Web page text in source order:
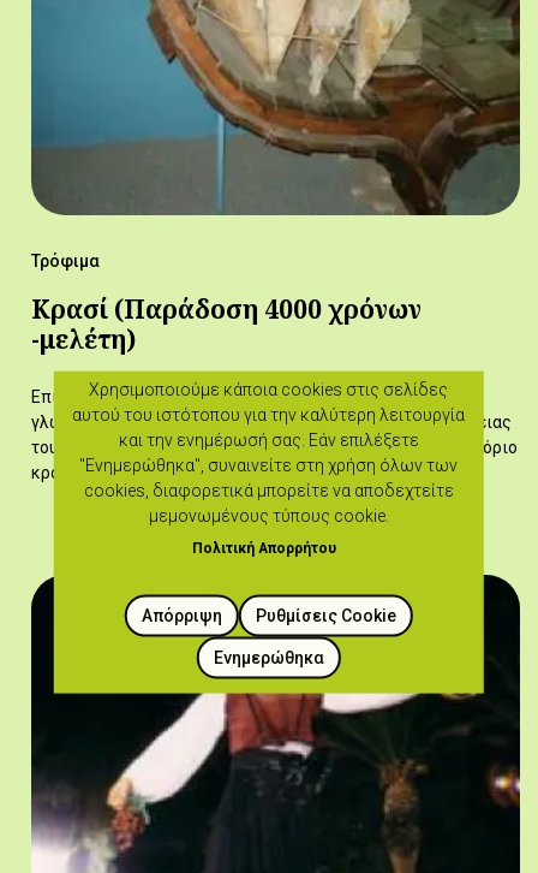
Τρόφιμα
Κρασί (Παράδοση 4000 χρόνων
-μελέτη)
Επισυνάπτεται μελέτη της κ. Ε. Ηγουμενίδου στην αγγλική
γλώσσαΗ μελέτη πραγματεύεται την διαδικασία καλλιέργειας
του αμπελιού, την παραγωγή κρασιού, την διανομή και εμπόριο
κρασιού, τη σημασία του…
Χρησιμοποιούμε κάποια cookies στις σελίδες
αυτού του ιστότοπου για την καλύτερη λειτουργία
και την ενημέρωσή σας. Εάν επιλέξετε
"Ενημερώθηκα", συναινείτε στη χρήση όλων των
cookies, διαφορετικά μπορείτε να αποδεχτείτε
μεμονωμένους τύπους cookie.
Πολιτική Απορρήτου
Ρυθμίσεις Cookie
Απόρριψη
Ενημερώθηκα